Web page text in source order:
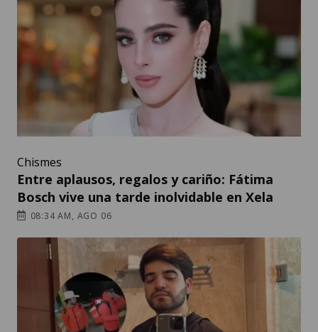
Chismes
Entre aplausos, regalos y cariño: Fátima
Bosch vive una tarde inolvidable en Xela
08:34 AM, AGO 06